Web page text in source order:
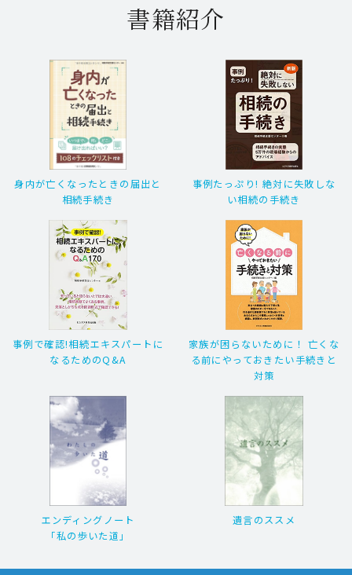
書籍紹介
身内が亡くなったときの届出と
相続手続き
事例たっぷり! 絶対に失敗しな
い相続の手続き
事例で確認!相続エキスパートに
なるためのQ&A
家族が困らないために！ 亡くな
る前にやっておきたい手続きと
対策
エンディングノート
「私の歩いた道」
遺言のススメ